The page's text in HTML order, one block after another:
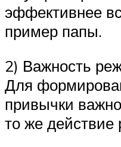
эффективнее
пример папы.
2) Важность
Для
привычки
то же действие